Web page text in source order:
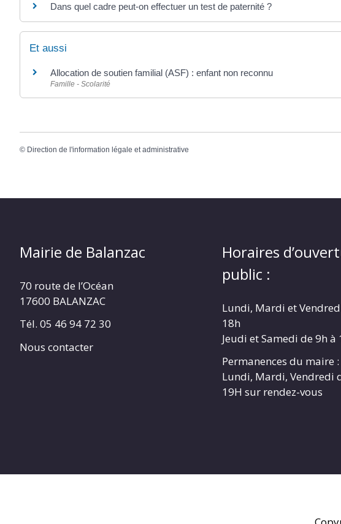
Dans quel cadre peut-on effectuer un test de paternité ?
Et aussi
Allocation de soutien familial (ASF) : enfant non reconnu
Famille - Scolarité
© Direction de l'information légale et administrative
Mairie de Balanzac
70 route de l’Océan
17600 BALANZAC
Tél. 05 46 94 72 30
Nous contacter
Horaires
public :
Lundi, Mardi et
18h
Jeudi et Samedi de 9h à
Permanences du maire :
Lundi, Mardi, Vendredi
19H sur rendez-vous